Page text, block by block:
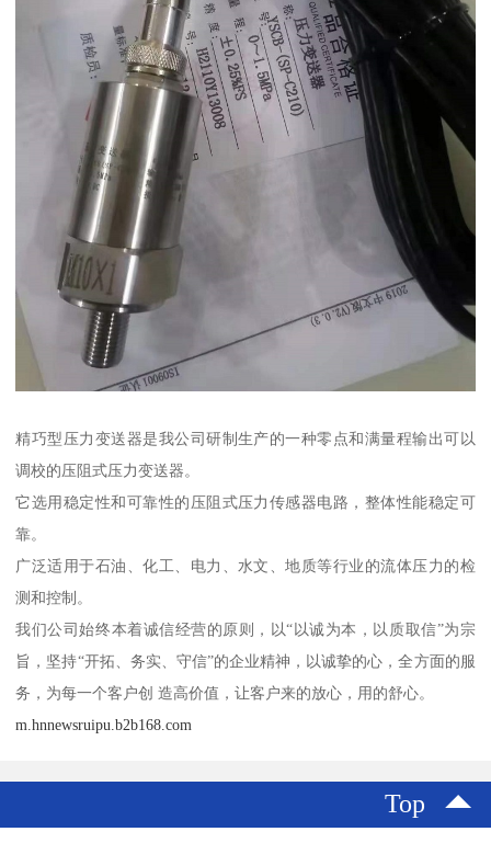
精巧型压力变送器是我公司研制生产的一种零点和满量程输出可以
调校的压阻式压力变送器。
它选用稳定性和可靠性的压阻式压力传感器电路，整体性能稳定可
靠。
广泛适用于石油、化工、电力、水文、地质等行业的流体压力的检
测和控制。
我们公司始终本着诚信经营的原则，以“以诚为本，以质取信”为宗
旨，坚持“开拓、务实、守信”的企业精神，以诚挚的心，全方面的服
务，为每一个客户创 造高价值，让客户来的放心，用的舒心。
m.hnnewsruipu.b2b168.com
Top